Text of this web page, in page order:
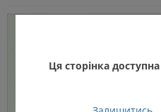
Ця сторінка